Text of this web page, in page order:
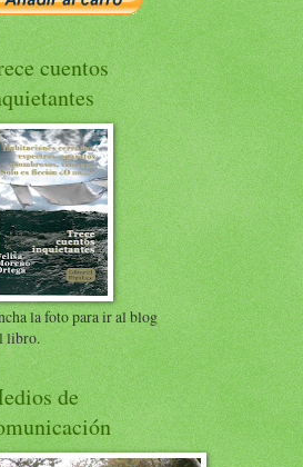
cuentos
la foto para ir al blog
libro.
de